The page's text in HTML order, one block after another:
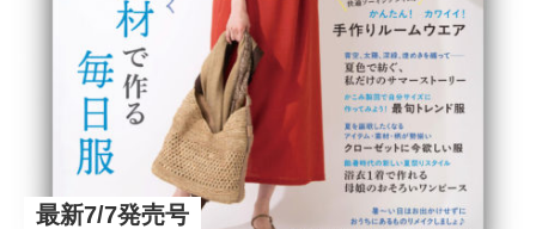
最新7/7発売号